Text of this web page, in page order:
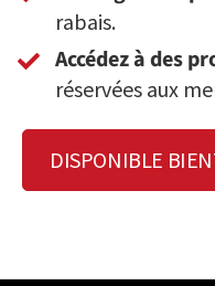
rabais.
Accédez à des
réservées aux
DISPONIBLE